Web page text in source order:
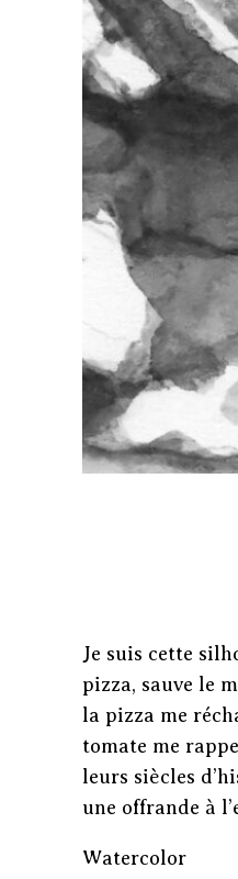
Je suis cette
pizza, sauve le
la pizza me
tomate me
leurs siècles
une offrande à
Watercolor